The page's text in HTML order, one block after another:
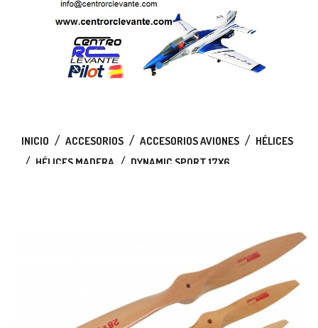
INICIO ACCESORIOS ACCESORIOS AVIONES
HÉLICES
HÉLICES MADERA
DYNAMIC SPORT 17X6